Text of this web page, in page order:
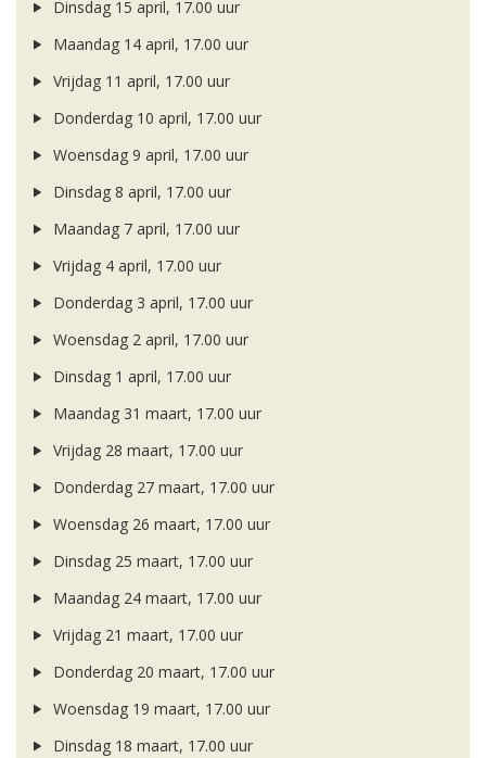
Dinsdag 15 april, 17.00 uur
Maandag 14 april, 17.00 uur
Vrijdag 11 april, 17.00 uur
Donderdag 10 april, 17.00 uur
Woensdag 9 april, 17.00 uur
Dinsdag 8 april, 17.00 uur
Maandag 7 april, 17.00 uur
Vrijdag 4 april, 17.00 uur
Donderdag 3 april, 17.00 uur
Woensdag 2 april, 17.00 uur
Dinsdag 1 april, 17.00 uur
Maandag 31 maart, 17.00 uur
Vrijdag 28 maart, 17.00 uur
Donderdag 27 maart, 17.00 uur
Woensdag 26 maart, 17.00 uur
Dinsdag 25 maart, 17.00 uur
Maandag 24 maart, 17.00 uur
Vrijdag 21 maart, 17.00 uur
Donderdag 20 maart, 17.00 uur
Woensdag 19 maart, 17.00 uur
Dinsdag 18 maart, 17.00 uur